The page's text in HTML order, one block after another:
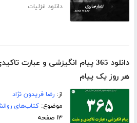
دانلود غزلیات
هر روز یک پیام
از:رضا فریدون نژاد
موضوع:کتاب‌های
۱۳ صفحه